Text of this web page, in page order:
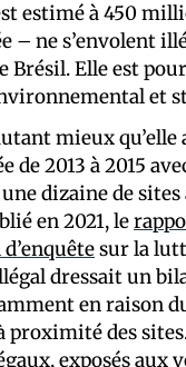
estimé à 450
– ne s’envolent
Brésil. Elle est
et
mieux qu’elle
de 2013 à 2015
dizaine de
en 2021, le
sur la
dressait un
en raison
proximité des
exposés aux